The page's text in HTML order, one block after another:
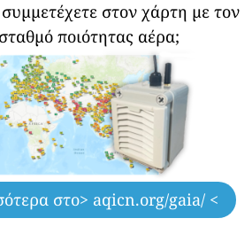
στον χάρτη με τον
ποιότητας αέρα;
στο> aqicn.org/gaia/ <